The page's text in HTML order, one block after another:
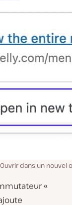
dans un nouvel
«